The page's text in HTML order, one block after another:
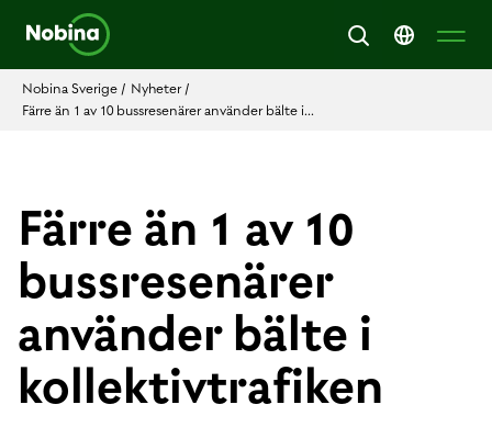
Nobina Sverige / Nyheter/
Färre än 1 av 10 bussresenärer använder bälte i...
Färre än 1 av 10
bussresenärer
använder bälte i
kollektivtrafiken